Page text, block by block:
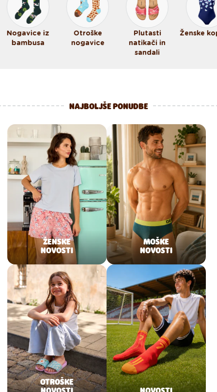
Nogavice iz
bambusa
Otroške
nogavice
Plutasti
natikači in
sandali
Ženske
NAJBOLJŠE PONUDBE
ŽENSKE
NOVOSTI
MOŠKE
NOVOSTI
OTROŠKE